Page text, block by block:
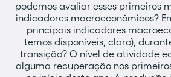
podemos avaliar esses primeiros
indicadores macroeconômicos?
principais indicadores
temos disponíveis, claro),
transição? O nível de atividade
alguma recuperação nos